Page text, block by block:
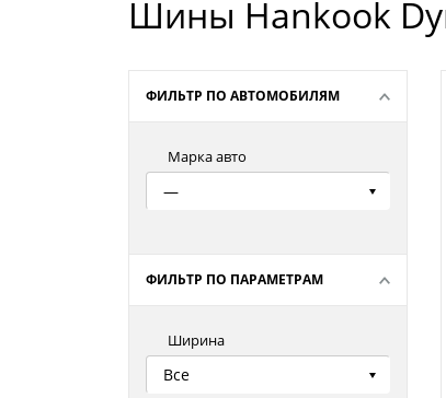
Шины Hankook
ФИЛЬТР ПО АВТОМОБИЛЯМ
Марка авто
—
ФИЛЬТР ПО ПАРАМЕТРАМ
Ширина
Все